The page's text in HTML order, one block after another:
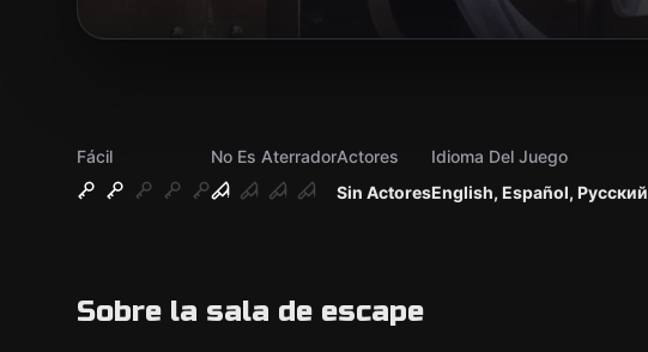
Fácil
No Es Aterrador
Sin Actores
Actores
English, Español, Русский
Idioma Del Juego
Sobre la sala de escape